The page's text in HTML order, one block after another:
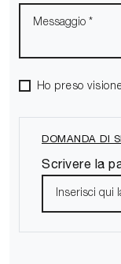
Ho preso
DOMANDA DI
Scrivere la